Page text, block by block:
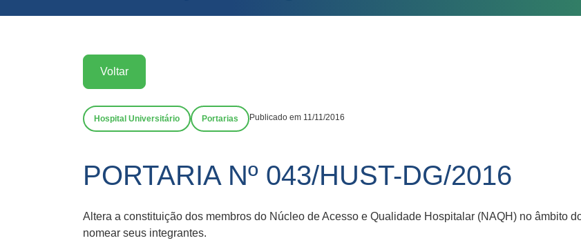
Voltar
Hospital Universitário Portarias Publicado em 11/11/2016
PORTARIA Nº 043/HUST-DG/2016
Altera a constituição dos membros do Núcleo de Acesso e Qualidade Hospitalar (NAQH) no âmbito
nomear seus integrantes.